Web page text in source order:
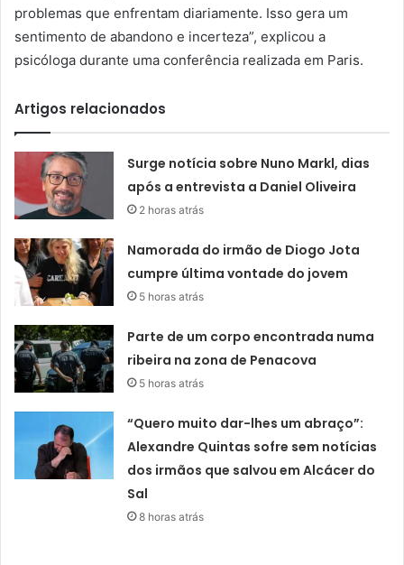
problemas que enfrentam diariamente. Isso gera um
sentimento de abandono e incerteza”, explicou a
psicóloga durante uma conferência realizada em Paris.
Artigos relacionados
Surge notícia sobre Nuno Markl, dias
após a entrevista a Daniel Oliveira
2 horas atrás
Namorada do irmão de Diogo Jota
cumpre última vontade do jovem
5 horas atrás
Parte de um corpo encontrada numa
ribeira na zona de Penacova
5 horas atrás
“Quero muito dar-lhes um abraço”:
Alexandre Quintas sofre sem notícias
dos irmãos que salvou em Alcácer do
Sal
8 horas atrás